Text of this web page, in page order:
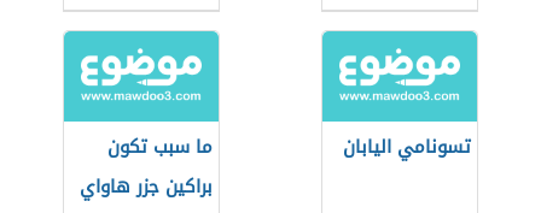
تسونامي اليابان
ما سبب تكون
براكين جزر هاواي